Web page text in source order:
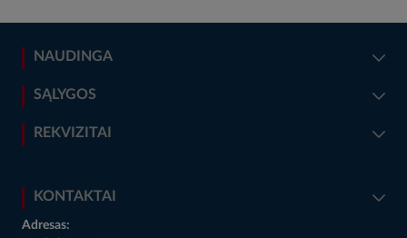
NAUDINGA
SĄLYGOS
REKVIZITAI
KONTAKTAI
Adresas: